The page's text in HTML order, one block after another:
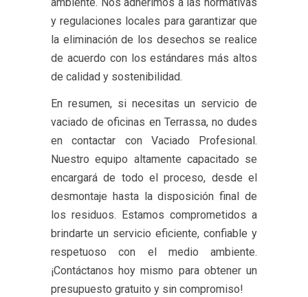
y regulaciones locales para garantizar que
la eliminación de los desechos se realice
de acuerdo con los estándares más altos
de calidad y sostenibilidad.
En resumen, si necesitas un servicio de
vaciado de oficinas en Terrassa, no dudes
en contactar con Vaciado Profesional.
Nuestro equipo altamente capacitado se
encargará de todo el proceso, desde el
desmontaje hasta la disposición final de
los residuos. Estamos comprometidos a
brindarte un servicio eficiente, confiable y
respetuoso con el medio ambiente.
¡Contáctanos hoy mismo para obtener un
presupuesto gratuito y sin compromiso!